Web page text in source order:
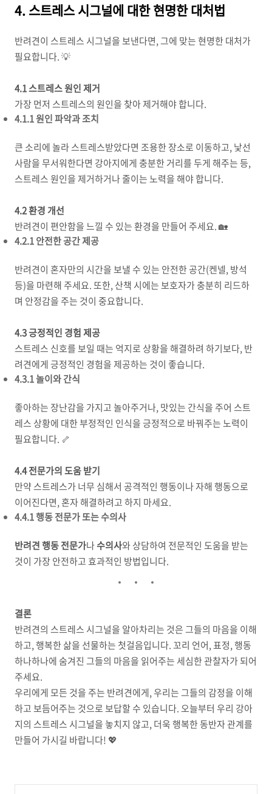
4. 스트레스 시그널에 대한 현명한 대처법
반려견이 스트레스 시그널을 보낸다면, 그에 맞는 현명한 대처가
필요합니다. 💡
4.1 스트레스 원인 제거
가장 먼저 스트레스의 원인을 찾아 제거해야 합니다.
4.1.1 원인 파악과 조치
큰 소리에 놀라 스트레스받았다면 조용한 장소로 이동하고, 낯선
사람을 무서워한다면 강아지에게 충분한 거리를 두게 해주는 등,
스트레스 원인을 제거하거나 줄이는 노력을 해야 합니다.
4.2 환경 개선
반려견이 편안함을 느낄 수 있는 환경을 만들어 주세요. 🏡
4.2.1 안전한 공간 제공
반려견이 혼자만의 시간을 보낼 수 있는 안전한 공간(켄넬, 방석
등)을 마련해 주세요. 또한, 산책 시에는 보호자가 충분히 리드하
며 안정감을 주는 것이 중요합니다.
4.3 긍정적인 경험 제공
스트레스 신호를 보일 때는 억지로 상황을 해결하려 하기보다, 반
려견에게 긍정적인 경험을 제공하는 것이 좋습니다.
4.3.1 놀이와 간식
좋아하는 장난감을 가지고 놀아주거나, 맛있는 간식을 주어 스트
레스 상황에 대한 부정적인 인식을 긍정적으로 바꿔주는 노력이
필요합니다. 🦴
4.4 전문가의 도움 받기
만약 스트레스가 너무 심해서 공격적인 행동이나 자해 행동으로
이어진다면, 혼자 해결하려고 하지 마세요.
4.4.1 행동 전문가 또는 수의사
반려견 행동 전문가나수의사와 상담하여 전문적인 도움을 받는
것이 가장 안전하고 효과적인 방법입니다.
결론
반려견의 스트레스 시그널을 알아차리는 것은 그들의 마음을 이해
하고, 행복한 삶을 선물하는 첫걸음입니다. 꼬리 언어, 표정, 행동
하나하나에 숨겨진 그들의 마음을 읽어주는 세심한 관찰자가 되어
주세요.
우리에게 모든 것을 주는 반려견에게, 우리는 그들의 감정을 이해
하고 보듬어주는 것으로 보답할 수 있습니다. 오늘부터 우리 강아
지의 스트레스 시그널을 놓치지 않고, 더욱 행복한 동반자 관계를
만들어 가시길 바랍니다! 💖